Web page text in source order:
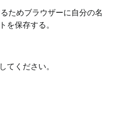
ためブラウザーに自分の名
を保存する。
てください。